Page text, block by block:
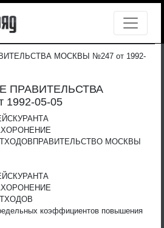
МОСКВЫ №247 от 1992-
ПРАВИТЕЛЬСТВА
05-05
ПРАВИТЕЛЬСТВО МОСКВЫ
коэффициентов повышения